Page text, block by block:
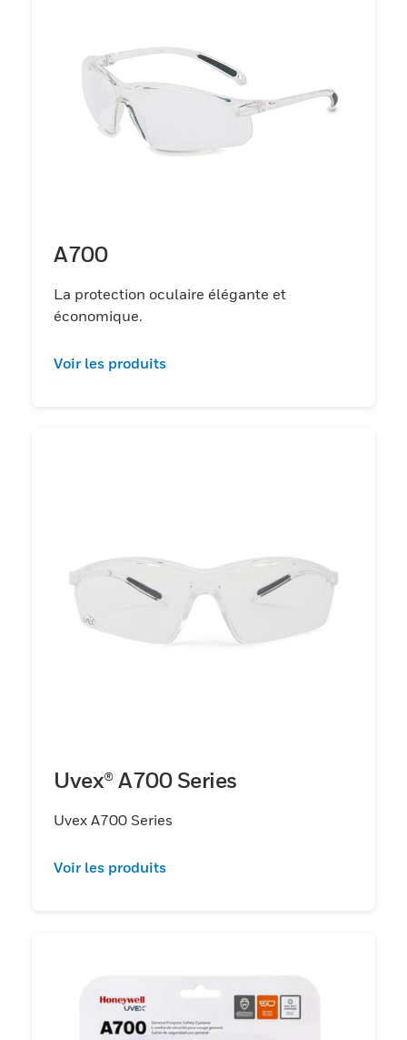
A700
La protection oculaire élégante et
économique.
Voir les produits
Uvex® A700 Series
Uvex A700 Series
Voir les produits